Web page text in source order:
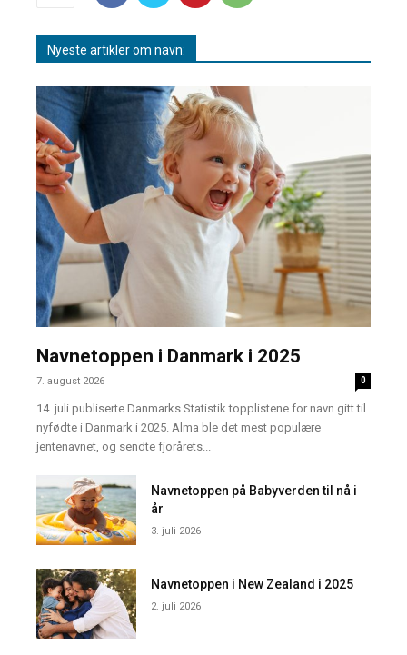
Nyeste artikler om navn:
Navnetoppen i Danmark i 2025
7. august 2026 0
14. juli publiserte Danmarks Statistik topplistene for navn gitt til
nyfødte i Danmark i 2025. Alma ble det mest populære
jentenavnet, og sendte fjorårets...
Navnetoppen på Babyverden til nå i
år
3. juli 2026
Navnetoppen i New Zealand i 2025
2. juli 2026